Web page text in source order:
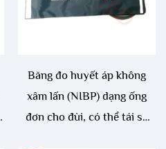
Băng đo huyết áp không
xâm lấn (NIBP) dạng ống
đơn cho đùi, có thể tái sử